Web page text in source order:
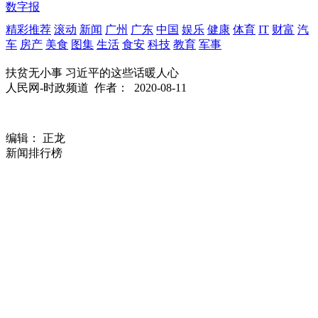
数字报
精彩推荐 滚动 新闻 广州 广东 中国 娱乐 健康 体育 IT 财富 汽
车 房产 美食 图集 生活 食安 科技 教育 军事
扶贫无小事 习近平的这些话暖人心
人民网-时政频道 作者： 2020-08-11
编辑： 正龙
新闻排行榜